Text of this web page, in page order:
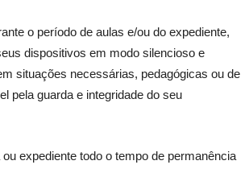
o período de aulas e/ou do expediente,
dispositivos em modo silencioso e
situações necessárias, pedagógicas ou de
pela guarda e integridade do seu
expediente todo o tempo de permanência